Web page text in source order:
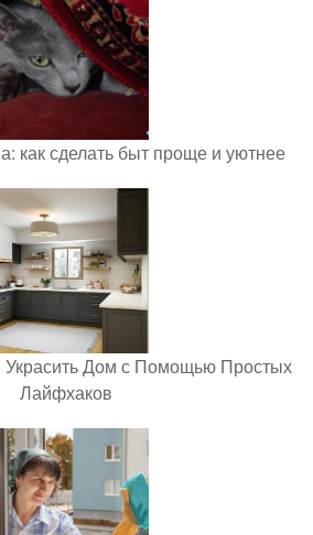
как сделать быт проще и уютнее
Украсить Дом с Помощью Простых
Лайфхаков